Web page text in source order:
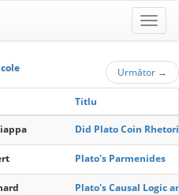
Următor →
Titlu
Did Plato Coin
Plato's Parmenides
Plato's Causal Logic